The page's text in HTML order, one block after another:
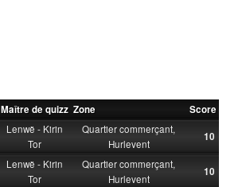
Maître de quizz Zone Score
Lenwë - Kirin
Tor
Quartier commerçant,
Hurlevent
10
Lenwë - Kirin
Tor
Quartier commerçant,
Hurlevent
10